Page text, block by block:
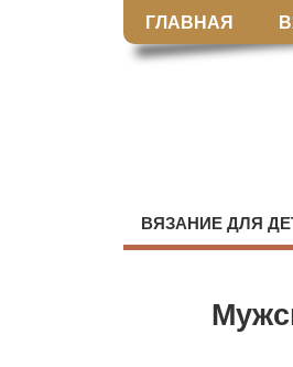
ГЛАВНАЯ
ВЯЗАНИЕ ДЛЯ